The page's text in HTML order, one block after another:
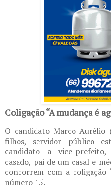
Coligação “A mudança é
O candidato Marco Aurélio
filhos, servidor público
candidato a vice-prefeito,
casado, pai de um casal e
concorrem com a coligação
número 15.